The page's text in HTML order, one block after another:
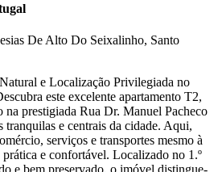
De Alto Do Seixalinho, Santo
e Localização Privilegiada no
este excelente apartamento T2,
na prestigiada Rua Dr. Manuel Pacheco
tranquilas e centrais da cidade. Aqui,
serviços e transportes mesmo à
e confortável. Localizado no 1.º